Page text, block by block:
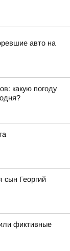
авто на
какую погоду
сын Георгий
фиктивные